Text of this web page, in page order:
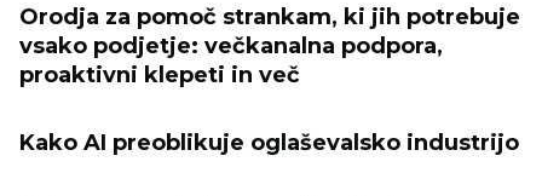
Orodja za pomoč strankam, ki jih potrebuje
vsako podjetje: večkanalna podpora,
proaktivni klepeti in več
Kako AI preoblikuje oglaševalsko industrijo